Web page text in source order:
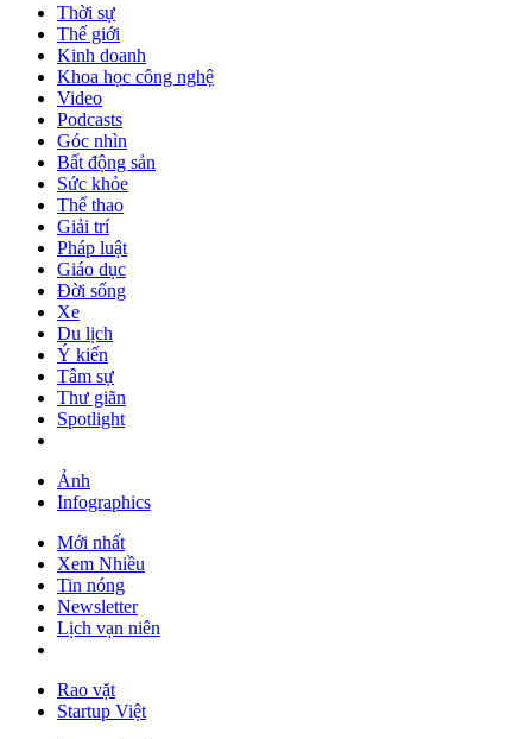
Thời sự
Thế giới
Kinh doanh
Khoa học công nghệ
Video
Podcasts
Góc nhìn
Bất động sản
Sức khỏe
Thể thao
Giải trí
Pháp luật
Giáo dục
Đời sống
Xe
Du lịch
Ý kiến
Tâm sự
Thư giãn
Spotlight
Ảnh
Infographics
Mới nhất
Xem Nhiều
Tin nóng
Newsletter
Lịch vạn niên
Rao vặt
Startup Việt